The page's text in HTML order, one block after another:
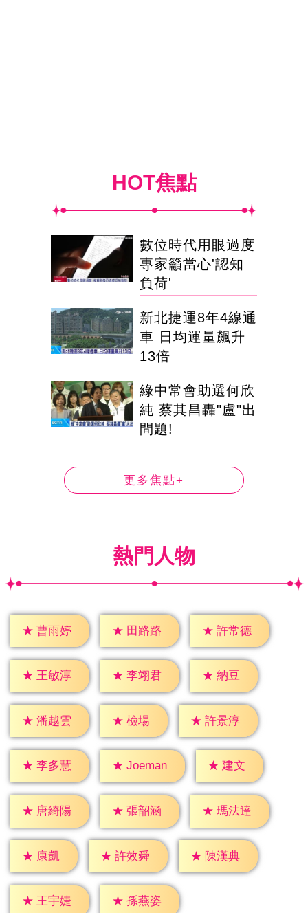
HOT焦點
數位時代用眼過度
專家籲當心'認知
負荷'
新北捷運8年4線通
車 日均運量飆升
13倍
綠中常會助選何欣
純 蔡其昌轟"盧"出
問題!
更多焦點+
熱門人物
★ 曹雨婷 ★ 田路路 ★ 許常德
★ 王敏淳 ★ 李翊君 ★ 納豆
★ 潘越雲 ★ 檢場 ★ 許景淳
★ 李多慧 ★ Joeman ★ 建文
★ 唐綺陽 ★ 張韶涵 ★ 瑪法達
★ 康凱 ★ 許效舜 ★ 陳漢典
★ 王宇婕 ★ 孫燕姿